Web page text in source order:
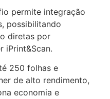
permite integração
possibilitando
diretas por
iPrint&Scan.
250 folhas e
de alto rendimento,
economia e